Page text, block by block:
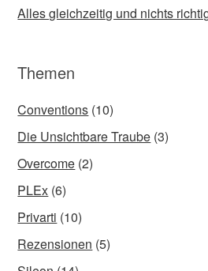
Alles gleichzeitig und nichts
Themen
Conventions (10)
Die Unsichtbare Traube (3)
Overcome (2)
PLEx (6)
Privarti (10)
Rezensionen (5)